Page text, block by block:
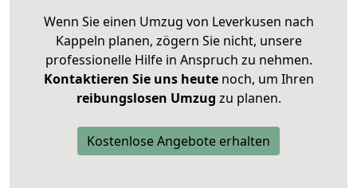
Wenn Sie einen Umzug von Leverkusen nach
Kappeln planen, zögern Sie nicht, unsere
professionelle Hilfe in Anspruch zu nehmen.
Kontaktieren Sie uns heutenoch, um Ihren
reibungslosen Umzug zu planen.
Kostenlose Angebote erhalten